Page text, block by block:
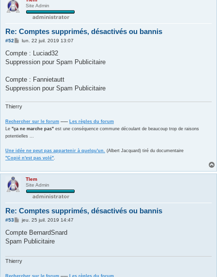
Site Admin
Re: Comptes supprimés, désactivés ou bannis
#52
M
s
a
lun. 22 juil. 2019 13:07
Compte : Luciad32
Suppression pour Spam Publicitaire
Compte : Fannietautt
Suppression pour Spam Publicitaire
Thierry
Rechercher sur le forum -----
Les règles du forum
Le "ça ne marche pas" est une conséquence commune découlant de beaucoup trop de raisons
potentielles ...
Une idée ne peut pas appartenir à quelqu'un.
(Albert Jacquard) tiré du documentaire
"Copié n'est pas volé"
Tlem
Site Admin
Re: Comptes supprimés, désactivés ou bannis
#53
M
s
a
jeu. 25 juil. 2019 14:47
Compte BernardSnard
Spam Publicitaire
Thierry